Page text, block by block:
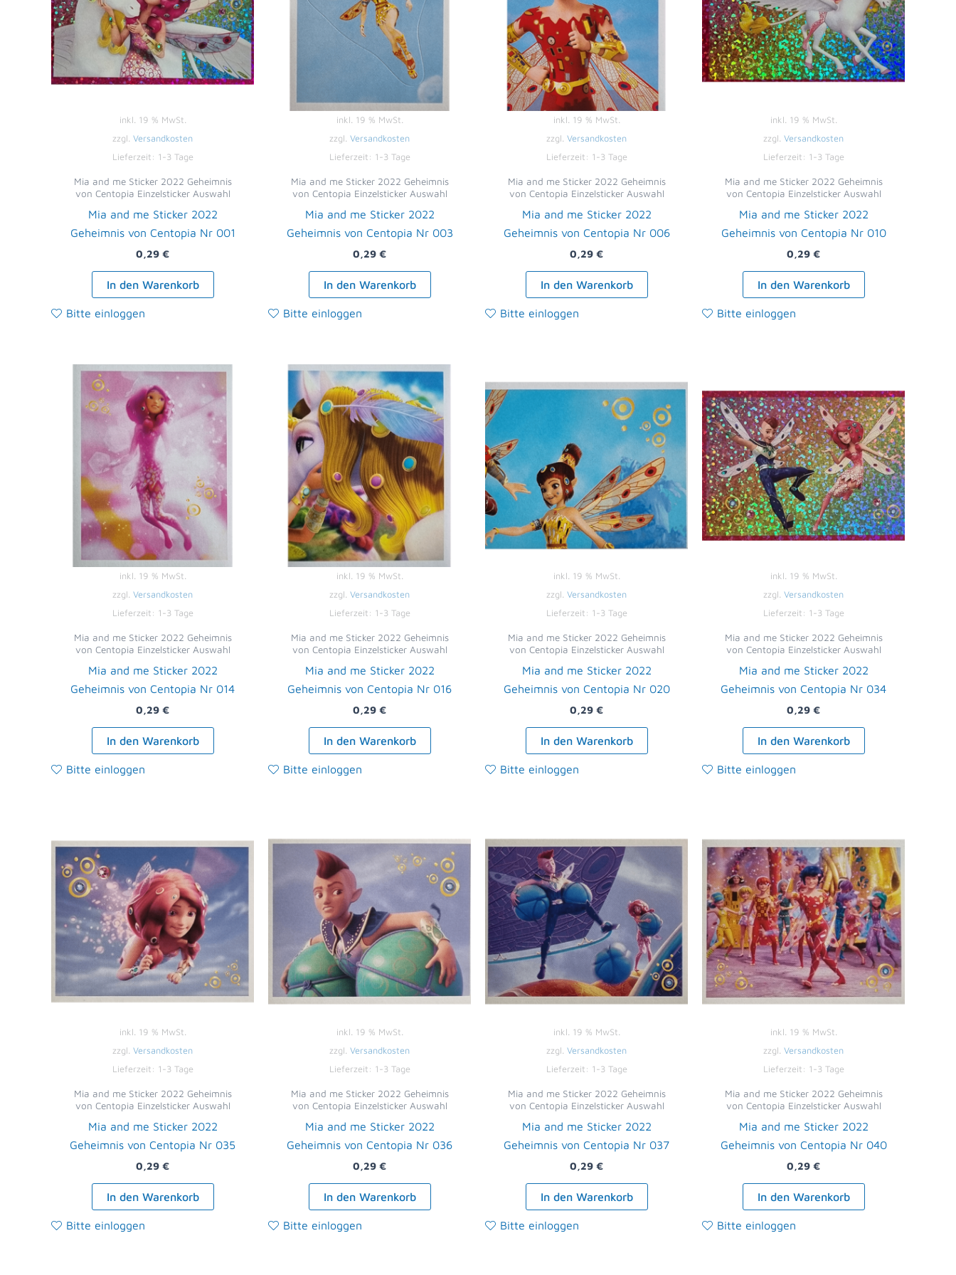
inkl. 19 % MwSt.
zzgl. Versandkosten
Lieferzeit: 1-3 Tage
Mia and me Sticker 2022 Geheimnis
von Centopia Einzelsticker Auswahl
Mia and me Sticker 2022
Geheimnis von Centopia Nr 001
0,29 €
In den Warenkorb
Bitte einloggen
inkl. 19 % MwSt.
zzgl. Versandkosten
Lieferzeit: 1-3 Tage
Mia and me Sticker 2022 Geheimnis
von Centopia Einzelsticker Auswahl
Mia and me Sticker 2022
Geheimnis von Centopia Nr 003
0,29 €
In den Warenkorb
Bitte einloggen
inkl. 19 % MwSt.
zzgl. Versandkosten
Lieferzeit: 1-3 Tage
Mia and me Sticker 2022 Geheimnis
von Centopia Einzelsticker Auswahl
Mia and me Sticker 2022
Geheimnis von Centopia Nr 006
0,29 €
In den Warenkorb
Bitte einloggen
inkl. 19 % MwSt.
zzgl. Versandkosten
Lieferzeit: 1-3 Tage
Mia and me Sticker 2022 Geheimnis
von Centopia Einzelsticker Auswahl
Mia and me Sticker 2022
Geheimnis von Centopia Nr 010
0,29 €
In den Warenkorb
Bitte einloggen
inkl. 19 % MwSt.
zzgl. Versandkosten
Lieferzeit: 1-3 Tage
Mia and me Sticker 2022 Geheimnis
von Centopia Einzelsticker Auswahl
Mia and me Sticker 2022
Geheimnis von Centopia Nr 014
0,29 €
In den Warenkorb
Bitte einloggen
inkl. 19 % MwSt.
zzgl. Versandkosten
Lieferzeit: 1-3 Tage
Mia and me Sticker 2022 Geheimnis
von Centopia Einzelsticker Auswahl
Mia and me Sticker 2022
Geheimnis von Centopia Nr 016
0,29 €
In den Warenkorb
Bitte einloggen
inkl. 19 % MwSt.
zzgl. Versandkosten
Lieferzeit: 1-3 Tage
Mia and me Sticker 2022 Geheimnis
von Centopia Einzelsticker Auswahl
Mia and me Sticker 2022
Geheimnis von Centopia Nr 020
0,29 €
In den Warenkorb
Bitte einloggen
inkl. 19 % MwSt.
zzgl. Versandkosten
Lieferzeit: 1-3 Tage
Mia and me Sticker 2022 Geheimnis
von Centopia Einzelsticker Auswahl
Mia and me Sticker 2022
Geheimnis von Centopia Nr 034
0,29 €
In den Warenkorb
Bitte einloggen
inkl. 19 % MwSt.
zzgl. Versandkosten
Lieferzeit: 1-3 Tage
Mia and me Sticker 2022 Geheimnis
von Centopia Einzelsticker Auswahl
Mia and me Sticker 2022
Geheimnis von Centopia Nr 035
0,29 €
In den Warenkorb
Bitte einloggen
inkl. 19 % MwSt.
zzgl. Versandkosten
Lieferzeit: 1-3 Tage
Mia and me Sticker 2022 Geheimnis
von Centopia Einzelsticker Auswahl
Mia and me Sticker 2022
Geheimnis von Centopia Nr 036
0,29 €
In den Warenkorb
Bitte einloggen
inkl. 19 % MwSt.
zzgl. Versandkosten
Lieferzeit: 1-3 Tage
Mia and me Sticker 2022 Geheimnis
von Centopia Einzelsticker Auswahl
Mia and me Sticker 2022
Geheimnis von Centopia Nr 037
0,29 €
In den Warenkorb
Bitte einloggen
inkl. 19 % MwSt.
zzgl. Versandkosten
Lieferzeit: 1-3 Tage
Mia and me Sticker 2022 Geheimnis
von Centopia Einzelsticker Auswahl
Mia and me Sticker 2022
Geheimnis von Centopia Nr 040
0,29 €
In den Warenkorb
Bitte einloggen